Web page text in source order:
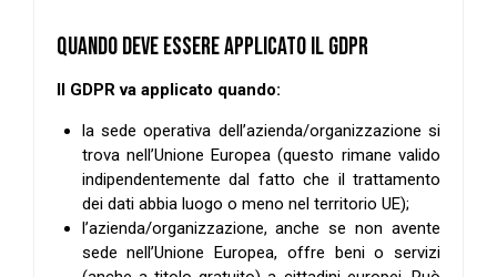
QUANDO DEVE ESSERE APPLICATO IL GDPR
Il GDPR va applicato quando:
la sede operativa dell’azienda/organizzazione si
trova nell’Unione Europea (questo rimane valido
indipendentemente dal fatto che il trattamento
dei dati abbia luogo o meno nel territorio UE);
l’azienda/organizzazione, anche se non avente
sede nell’Unione Europea, offre beni o servizi